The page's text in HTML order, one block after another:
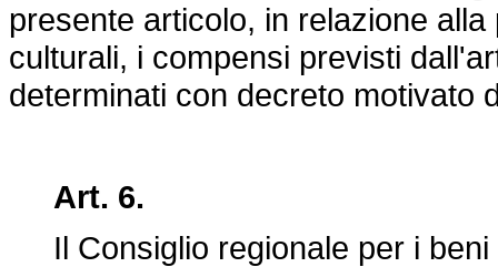
presente articolo, in relazione
culturali, i compensi previsti
determinati con decreto motivato
Art. 6.
Il Consiglio regionale per i beni